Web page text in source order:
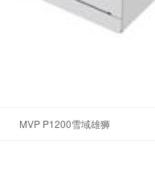
MVP P1200雪域雄狮